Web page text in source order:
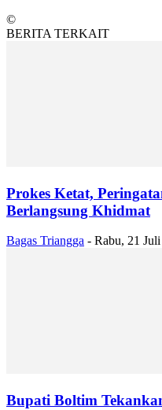
©
BERITA TERKAIT
Prokes Ketat,
Berlangsung Khidmat
Bagas Triangga - Rabu, 21 Juli
Bupati Boltim